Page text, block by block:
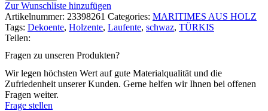
Zur Wunschliste hinzufügen
Artikelnummer: 23398261 Categories: MARITIMES AUS HOLZ
Tags: Dekoente, Holzente, Laufente, schwaz, TÜRKIS
Teilen:
Fragen zu unseren Produkten?
Wir legen höchsten Wert auf gute Materialqualität und die
Zufriedenheit unserer Kunden. Gerne helfen wir Ihnen bei offenen
Fragen weiter.
Frage stellen